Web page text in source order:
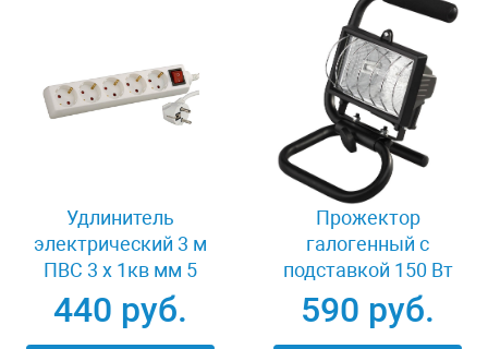
Удлинитель
электрический 3 м
ПВС 3 х 1кв мм 5
гнезд СВЕТОЗАР
ОПТИМА SV-55055-3
440 руб.
Прожектор
галогенный с
подставкой 150 Вт
Светозар SV-57121-B
590 руб.